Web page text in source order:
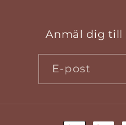
Anmäl dig till
E-post